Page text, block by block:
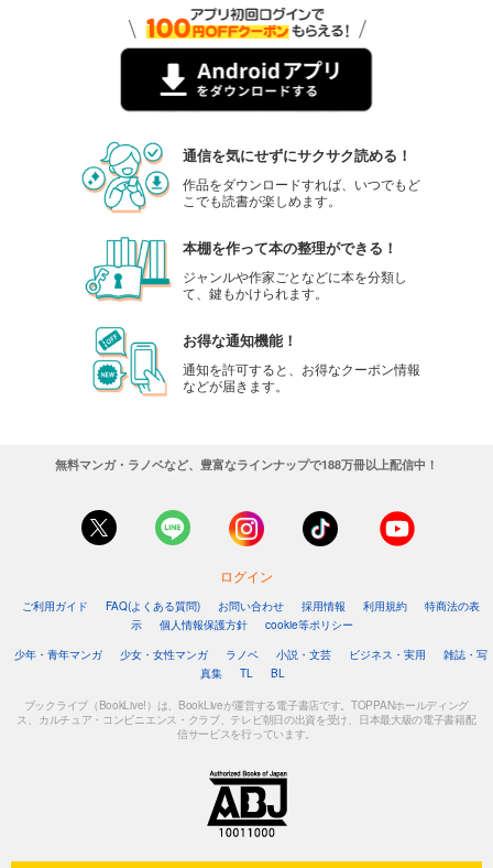
通信を気にせずにサクサク読める！
作品をダウンロードすれば、いつでもど
こでも読書が楽しめます。
本棚を作って本の整理ができる！
ジャンルや作家ごとなどに本を分類し
て、鍵もかけられます。
お得な通知機能！
通知を許可すると、お得なクーポン情報
などが届きます。
無料マンガ・ラノベなど、豊富なラインナップで188万冊以上配信中！
ログイン
ご利用ガイド FAQ(よくある質問) お問い合わせ 採用情報 利用規約
特商法の表
示
個人情報保護方針
cookie等ポリシー
少年・青年マンガ
少女・女性マンガ ラノベ 小説・文芸 ビジネス・実用
雑誌・写
真集
TL BL
ブックライブ（BookLive!）は、BookLiveが運営する電子書店です。TOPPANホールディング
ス、カルチュア・コンビニエンス・クラブ、テレビ朝日の出資を受け、日本最大級の電子書籍配
信サービスを行っています。